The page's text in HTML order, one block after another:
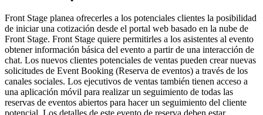
Front Stage planea ofrecerles a los potenciales clientes la posibilidad
de iniciar una cotización desde el portal web basado en la nube de
Front Stage. Front Stage quiere permitirles a los asistentes al evento
obtener información básica del evento a partir de una interacción de
chat. Los nuevos clientes potenciales de ventas pueden crear nuevas
solicitudes de Event Booking (Reserva de eventos) a través de los
canales sociales. Los ejecutivos de ventas también tienen acceso a
una aplicación móvil para realizar un seguimiento de todas las
reservas de eventos abiertos para hacer un seguimiento del cliente
potencial. Los detalles de este evento de reserva deben estar